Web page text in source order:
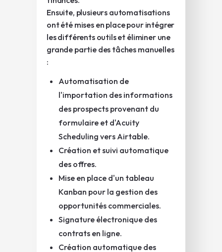
Ensuite, plusieurs automatisations
ont été mises en place pour intégrer
les différents outils et éliminer une
grande partie des tâches manuelles
:
Automatisation de
l'importation des informations
des prospects provenant du
formulaire et d'Acuity
Scheduling vers Airtable.
Création et suivi automatique
des offres.
Mise en place d'un tableau
Kanban pour la gestion des
opportunités commerciales.
Signature électronique des
contrats en ligne.
Création automatique des